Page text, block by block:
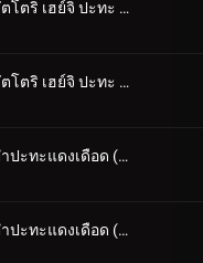
ตอนที่ 536 ฮัตโตริ เฮย์จิ ปะทะ คุโด้ ชินอิจิ แข่งคลี่คลายคดีที่ลานสกี (ตอนพิเศษ 1) ยอดนักสืบจิ๋วโค__.
ตอนที่ 537 ฮัตโตริ เฮย์จิ ปะทะ คุโด้ ชินอิจิ แข่งคลี่คลายคดีที่ลานสกี (ตอนพิเศษ 2) ยอดนักสืบจิ๋วโค__.
ตอนที่ 538 ดำปะทะแดงเดือด (ตอน 1)
ตอนที่ 539 ดำปะทะแดงเดือด (ตอน 2)